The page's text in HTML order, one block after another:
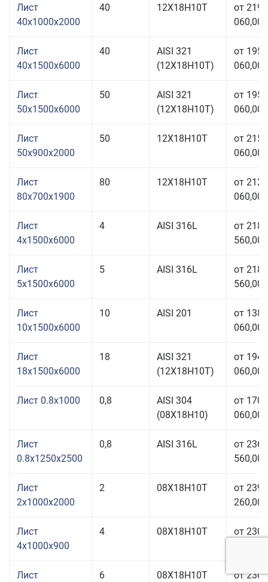
Лист
40x1000x2000
40 12Х18Н10Т
от 219
060,00
Лист
40x1500x6000
40
AISI 321
(12Х18Н10Т)
от 195
060,00
Лист
50x1500x6000
50
AISI 321
(12Х18Н10Т)
от 195
060,00
Лист
50x900x2000
50 12Х18Н10Т
от 215
060,00
Лист
80x700x1900
80 12Х18Н10Т
от 212
060,00
Лист
4x1500x6000
4 AISI 316L
от 218
560,00
Лист
5x1500x6000
5 AISI 316L
от 218
560,00
Лист
10x1500x6000
10 AISI 201
от 138
060,00
Лист
18x1500x6000
18
AISI 321
(12Х18Н10Т)
от 194
060,00
Лист 0.8x1000 0,8
AISI 304
(08Х18Н10)
от 170
060,00
Лист
0.8x1250x2500
0,8 AISI 316L
от 236
560,00
Лист
2x1000x2000
2 08Х18Н10Т
от 239
260,00
Лист
4x1000x900
4 08Х18Н10Т
от 230
Лист 6 08Х18Н10Т от 230